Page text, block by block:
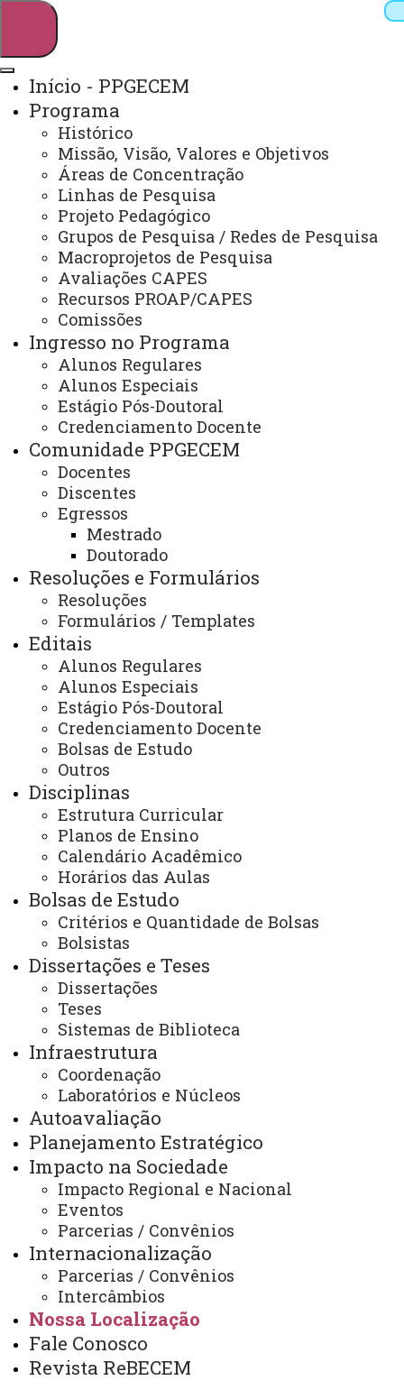
Webmail Sistemas
Arquivo Virtual
Campus
Início - PPGECEM
Programa
Histórico
Missão, Visão, Valores e Objetivos
Áreas de Concentração
Linhas de Pesquisa
Projeto Pedagógico
Grupos de Pesquisa / Redes de Pesquisa
Macroprojetos de Pesquisa
Avaliações CAPES
Recursos PROAP/CAPES
Comissões
Ingresso no Programa
Alunos Regulares
Alunos Especiais
Estágio Pós-Doutoral
Credenciamento Docente
Comunidade PPGECEM
Docentes
Discentes
Egressos
Mestrado
Doutorado
Resoluções e Formulários
Resoluções
Formulários / Templates
Editais
Alunos Regulares
Alunos Especiais
Estágio Pós-Doutoral
Credenciamento Docente
Bolsas de Estudo
Outros
Disciplinas
Estrutura Curricular
Planos de Ensino
Calendário Acadêmico
Horários das Aulas
Bolsas de Estudo
Critérios e Quantidade de Bolsas
Bolsistas
Dissertações e Teses
Dissertações
Teses
Sistemas de Biblioteca
Infraestrutura
Coordenação
Laboratórios e Núcleos
Autoavaliação
Planejamento Estratégico
Impacto na Sociedade
Impacto Regional e Nacional
Eventos
Parcerias / Convênios
Internacionalização
Parcerias / Convênios
Intercâmbios
Nossa Localização
Fale Conosco
Revista ReBECEM
Educação em Ciências e Educação Matemática
Nossa Localização
Unioeste – Universidade Estadual do Oeste do
Paraná, Campusde Cascavel
CCET – Centro de Ciências Exatas e
Tecnológicas
PPGECEM - Programa de Pós-Graduação em
Educação em Ciências e Educação Matemática -
https://www5.unioeste.br/portalunioeste/pos/ppgecem
Tel.: (45) 3220-7284, Bloco B, 3º piso - sala 303,
Rua Universitária, 2069 – Jardim Universitário,
Cascavel – PR, CEP: 85.819-110
e-mail:cascavel.ppgecem@unioeste.br
ppgecem.unioeste@gmail.com
ATUALIZAÇÃO MAIS RECENTE: 27 DE MARÇO DE
2025
ACESSOS: 1008
/
(45) 3220–7284
Instagram do Programa
Facebook do Programa
Youtube do Programa
cascavel.ppgecem@unioeste.br
ppgecem.unioeste@gmail.com
Você está aqui:
Unioeste
PPGECEM - Pós Graduação em Educação em
Ciências e Educação Matemática
Nossa Localização